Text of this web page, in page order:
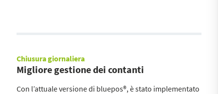
Chiusura giornaliera
Migliore gestione dei contanti
Con l’attuale versione di bluepos®, è stato implementato